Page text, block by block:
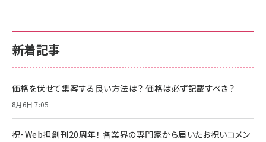
新着記事
価格を伏せて集客する良い方法は？ 価格は必ず記載すべき？
8月6日 7:05
祝・Web担創刊20周年！ 各業界の専門家から届いたお祝いコメン